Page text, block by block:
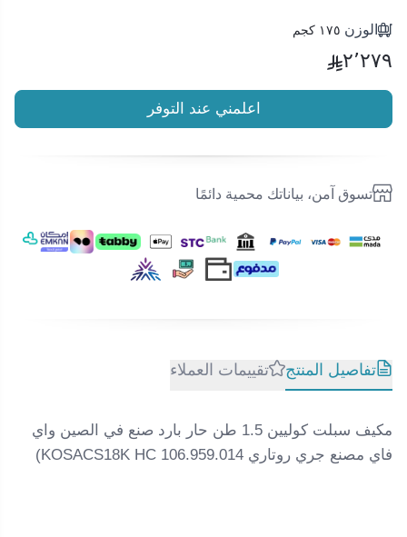
الوزن ١٧٥ كجم
٢٬٢٧٩
اعلمني عند التوفر
تسوق آمن، بياناتك محمية دائمًا
تفاصيل المنتج تقييمات العملاء
مكيف سبلت كوليين 1.5 طن حار بارد صنع في الصين واي
فاي مصنع جري روتاري KOSACS18K HC 106.959.014)